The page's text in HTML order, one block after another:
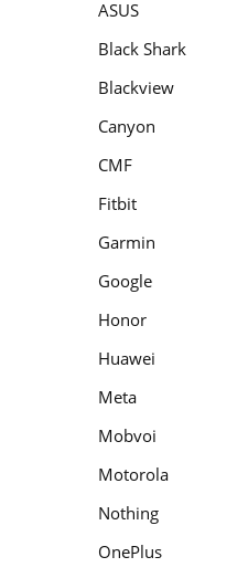
ASUS
Black Shark
Blackview
Canyon
CMF
Fitbit
Garmin
Google
Honor
Huawei
Meta
Mobvoi
Motorola
Nothing
OnePlus